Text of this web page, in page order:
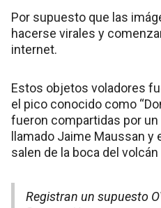
Por supuesto que las
hacerse virales y
internet.
Estos objetos voladores
el pico conocido como
fueron compartidas por
llamado Jaime Maussan
salen de la boca del
Registran un supuesto